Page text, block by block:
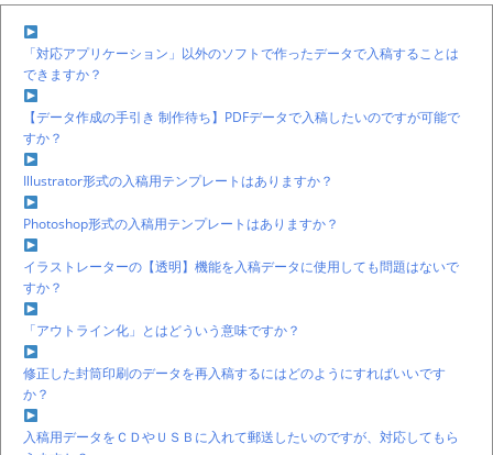
「対応アプリケーション」以外のソフトで作ったデータで入稿することは
できますか？
【データ作成の手引き 制作待ち】PDFデータで入稿したいのですが可能で
すか？
Illustrator形式の入稿用テンプレートはありますか？
Photoshop形式の入稿用テンプレートはありますか？
イラストレーターの【透明】機能を入稿データに使用しても問題はないで
すか？
「アウトライン化」とはどういう意味ですか？
修正した封筒印刷のデータを再入稿するにはどのようにすればいいです
か？
入稿用データをＣＤやＵＳＢに入れて郵送したいのですが、対応してもら